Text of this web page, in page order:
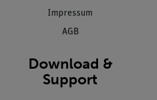
Impressum
AGB
Download &
Support